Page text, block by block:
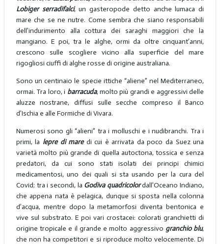
Lobiger serradifalci, un gasteropode detto anche lumaca di
mare che se ne nutre. Come sembra che siano responsabili
dell’indurimento alla cottura dei saraghi maggiori che la
mangiano. E poi, tra le alghe, ormi da oltre cinquant’anni,
crescono sulle scogliere vicino alla superficie del mare
rigogliosi ciuffi di alghe rosse di origine australiana.
Sono un centinaio le specie ittiche “aliene” nel Mediterraneo,
ormai. Tra loro, i barracuda, molto più grandi e aggressivi delle
aluzze nostrane, diffusi sulle secche compreso il Banco
d’Ischia e alle Formiche di Vivara.
Numerosi sono gli “alieni” tra i molluschi e i nudibranchi. Tra i
primi, la lepre di mare di cui è arrivata da poco da Suez una
varietà molto più grande di quella autoctona, tossica e senza
predatori, da cui sono stati isolati dei principi chimici
medicamentosi, uno dei quali si sta usando per la cura del
Covid; tra i secondi, la Godiva quadricolordall’Oceano Indiano,
che appena nata è pelagica, dunque si sposta nella colonna
d’acqua, mentre dopo la metamorfosi diventa bentonica e
vive sul substrato. E poi vari crostacei: colorati granchietti di
origine tropicale e il grande e molto aggressivo granchio blu,
che non ha competitori e si riproduce molto velocemente. Di